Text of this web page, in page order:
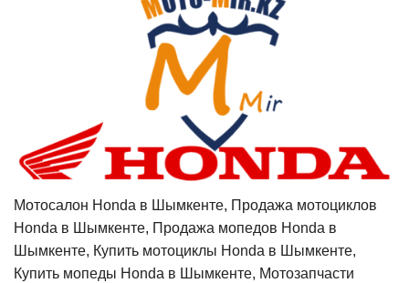
Мотосалон Honda в Шымкенте, Продажа мотоциклов
Honda в Шымкенте, Продажа мопедов Honda в
Шымкенте, Купить мотоциклы Honda в Шымкенте,
Купить мопеды Honda в Шымкенте, Мотозапчасти